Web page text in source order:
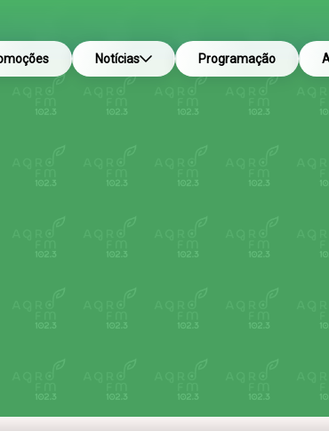
Notícias Programação